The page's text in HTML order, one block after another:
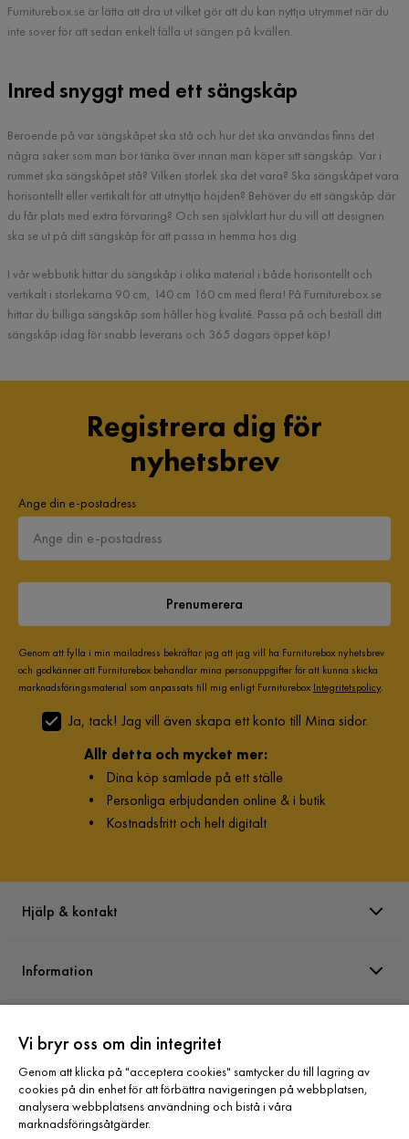
Furniturebox.se är lätta att dra ut vilket gör att du kan nyttja utrymmet när du
inte sover för att sedan enkelt fälla ut sängen på kvällen.
Inred snyggt med ett sängskåp
Beroende på var sängskåpet ska stå och hur det ska användas finns det
några saker som man bör tänka över innan man köper sitt sängskåp. Var i
rummet ska sängskåpet stå? Vilken storlek ska det vara? Ska sängskåpet vara
horisontellt eller vertikalt för att utnyttja höjden? Behöver du ett sängskåp där
du får plats med extra förvaring? Och sen självklart hur du vill att designen
ska se ut på ditt sängskåp för att passa in hemma hos dig.
I vår webbutik hittar du sängskåp i olika material i både horisontellt och
vertikalt i storlekarna 90 cm, 140 cm 160 cm med flera! På Furniturebox.se
hittar du billiga sängskåp som håller hög kvalité. Passa på och beställ ditt
sängskåp idag för snabb leverans och 365 dagars öppet köp!
Registrera dig för
nyhetsbrev
Ange din e-postadress
Prenumerera
Genom att fylla i min mailadress bekräftar jag att jag vill ha Furniturebox nyhetsbrev
och godkänner att Furniturebox behandlar mina personuppgifter för att kunna skicka
marknadsföringsmaterial som anpassats till mig enligt Furniturebox Integritetspolicy.
Ja, tack! Jag vill även skapa ett konto till Mina sidor.
Allt detta och mycket mer:
• Dina köp samlade på ett ställe
• Personliga erbjudanden online & i butik
• Kostnadsfritt och helt digitalt
Hjälp & kontakt
Information
Sortiment
Vi bryr oss om din integritet
Genom att klicka på "acceptera cookies" samtycker du till lagring av
cookies på din enhet för att förbättra navigeringen på webbplatsen,
analysera webbplatsens användning och bistå i våra
marknadsföringsåtgärder.